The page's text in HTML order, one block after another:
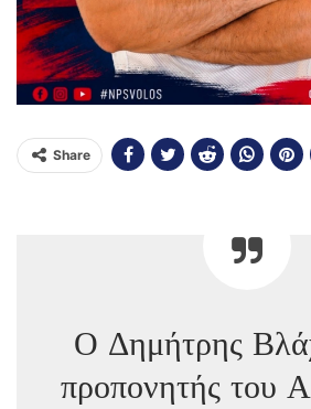
Share
Ο Δημήτρης
προπονητής του